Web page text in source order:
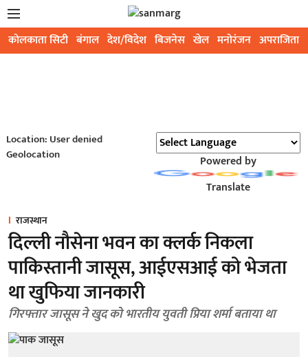
कोलकाता सिटी बंगाल देश/विदेश बिजनेस खेल मनोरंजन अपराजिता
Location: User denied
Geolocation
Powered by
Translate
राजस्थान
दिल्ली नौसेना भवन का क्लर्क निकला
पाकिस्तानी जासूस, आईएसआई को भेजता
था खुफिया जानकारी
गिरफ्तार जासूस ने खुद को भारतीय युवती प्रिया शर्मा बताया था